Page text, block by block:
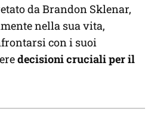
da Brandon Sklenar,
nella sua vita,
con i suoi
decisioni cruciali per il